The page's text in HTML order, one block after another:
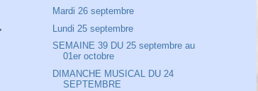
Mardi 26 septembre
Lundi 25 septembre
SEMAINE 39 DU 25 septembre au
01er octobre
DIMANCHE MUSICAL DU 24
SEPTEMBRE